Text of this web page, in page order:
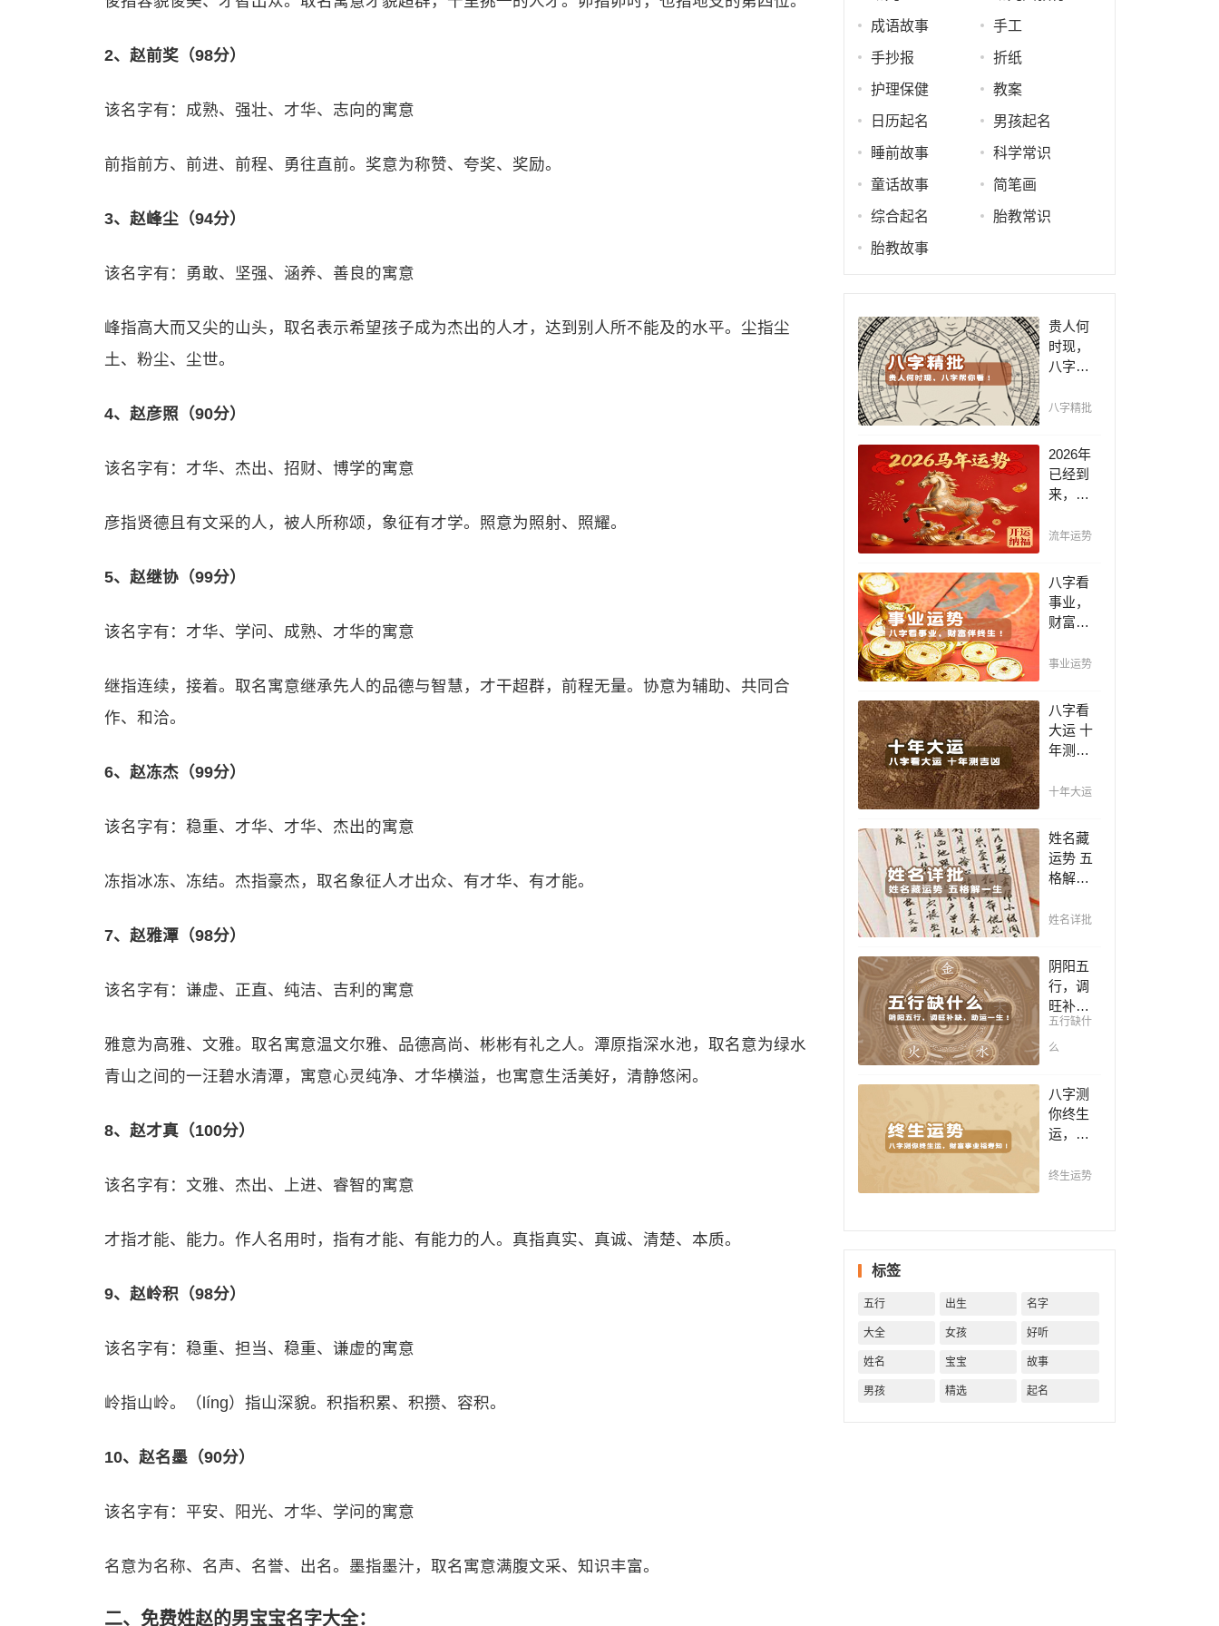
2、赵前奖（98分）
该名字有：成熟、强壮、才华、志向的寓意
前指前方、前进、前程、勇往直前。奖意为称赞、夸奖、奖励。
3、赵峰尘（94分）
该名字有：勇敢、坚强、涵养、善良的寓意
峰指高大而又尖的山头，取名表示希望孩子成为杰出的人才，达到别人所不能及的水平。尘指尘
土、粉尘、尘世。
4、赵彦照（90分）
该名字有：才华、杰出、招财、博学的寓意
彦指贤德且有文采的人，被人所称颂，象征有才学。照意为照射、照耀。
5、赵继协（99分）
该名字有：才华、学问、成熟、才华的寓意
继指连续，接着。取名寓意继承先人的品德与智慧，才干超群，前程无量。协意为辅助、共同合
作、和洽。
6、赵冻杰（99分）
该名字有：稳重、才华、才华、杰出的寓意
冻指冰冻、冻结。杰指豪杰，取名象征人才出众、有才华、有才能。
7、赵雅潭（98分）
该名字有：谦虚、正直、纯洁、吉利的寓意
雅意为高雅、文雅。取名寓意温文尔雅、品德高尚、彬彬有礼之人。潭原指深水池，取名意为绿水
青山之间的一汪碧水清潭，寓意心灵纯净、才华横溢，也寓意生活美好，清静悠闲。
8、赵才真（100分）
该名字有：文雅、杰出、上进、睿智的寓意
才指才能、能力。作人名用时，指有才能、有能力的人。真指真实、真诚、清楚、本质。
9、赵岭积（98分）
该名字有：稳重、担当、稳重、谦虚的寓意
岭指山岭。（líng）指山深貌。积指积累、积攒、容积。
10、赵名墨（90分）
该名字有：平安、阳光、才华、学问的寓意
名意为名称、名声、名誉、出名。墨指墨汁，取名寓意满腹文采、知识丰富。
二、免费姓赵的男宝宝名字大全：
成语故事 手工
手抄报 折纸
护理保健 教案
日历起名 男孩起名
睡前故事 科学常识
童话故事 简笔画
综合起名 胎教常识
胎教故事
贵人何
时现，
八字帮
平阴阳
福，八
字精批
批出一
生好命
八字精批
2026年
已经到
来，如
把握先
吉避
凶，不
走弯
路，点
查看！
流年运势
八字看
事业，
财富伴
哪日出
最有财
官之
命，十
之八九
或富
读您的
事业天
赋，扭
不利困
事业运势
八字看
大运 十
年测吉
年一运
凶，未
来命运
全知
晓。
十年大运
姓名藏
运势 五
格解一
名判断
吉凶，
你的名
字真的
适合你
姓名详批
阴阳五
行，调
旺补
缺，助
运一
晓五
行，把
控起伏
波澜，
缺，助
五行缺什
么
八字测
你终生
运，财
福寿
富贵！
终生运势
标签
五行 出生 名字
大全 女孩 好听
姓名 宝宝 故事
男孩 精选 起名